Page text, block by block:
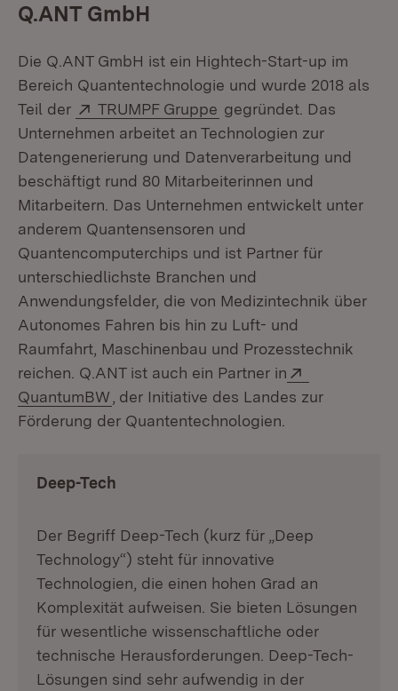
Q.ANT GmbH
Die Q.ANT GmbH ist ein Hightech-Start-up im
Bereich Quantentechnologie und wurde 2018 als
Teil der
Extern:
TRUMPF Gruppe (Öffnet in neuem
gegründet. Das
Unternehmen arbeitet an Technologien zur
Datengenerierung und Datenverarbeitung und
beschäftigt rund 80 Mitarbeiterinnen und
Mitarbeitern. Das Unternehmen entwickelt unter
anderem Quantensensoren und
Quantencomputerchips und ist Partner für
unterschiedlichste Branchen und
Anwendungsfelder, die von Medizintechnik über
Autonomes Fahren bis hin zu Luft- und
Raumfahrt, Maschinenbau und Prozesstechnik
reichen. Q.ANT ist auch ein Partner in
QuantumBW (Öffnet in neuem Fenster)
der Initiative des Landes zur
Förderung der Quantentechnologien.
Deep-Tech
Der Begriff Deep-Tech (kurz für „Deep
Technology“) steht für innovative
Technologien, die einen hohen Grad an
Komplexität aufweisen. Sie bieten Lösungen
für wesentliche wissenschaftliche oder
technische Herausforderungen. Deep-Tech-
Lösungen sind sehr aufwendig in der